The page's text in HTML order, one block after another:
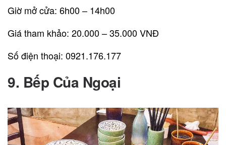
Giờ mở cửa: 6h00 – 14h00
Giá tham khảo: 20.000 – 35.000 VNĐ
Số điện thoại: 0921.176.177
9. Bếp Của Ngoại